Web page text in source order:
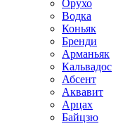
Орухо
Водка
Коньяк
Бренди
Арманьяк
Кальвадос
Абсент
Аквавит
Арцах
Байцзю